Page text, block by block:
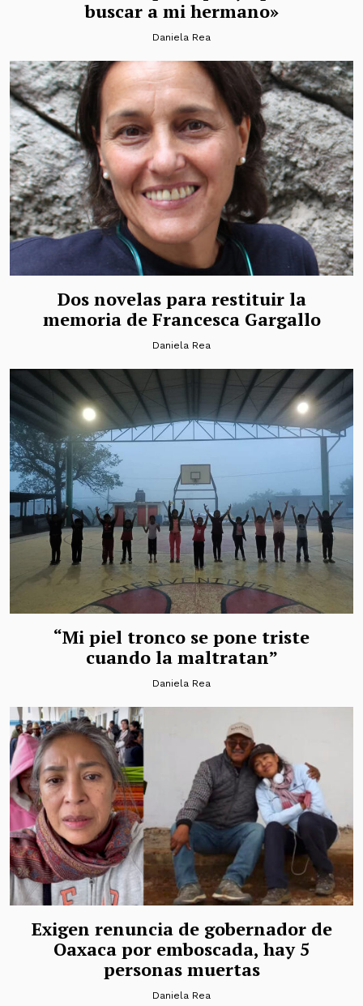
buscar a mi hermano»
Daniela Rea
Dos novelas para restituir la
memoria de Francesca Gargallo
Daniela Rea
“Mi piel tronco se pone triste
cuando la maltratan”
Daniela Rea
Exigen renuncia de gobernador de
Oaxaca por emboscada, hay 5
personas muertas
Daniela Rea